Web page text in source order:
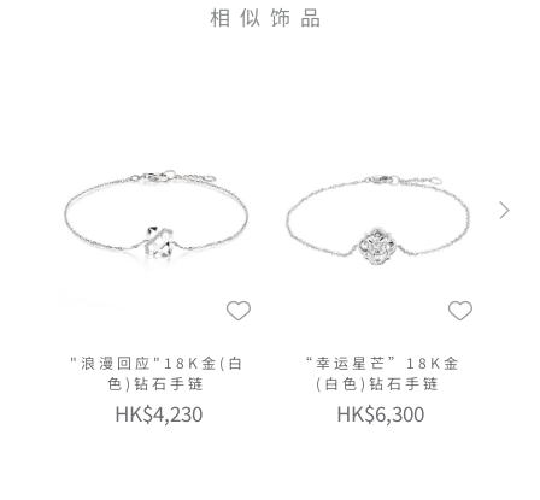
相似饰品
"浪漫回应"18K金(白
色)钻石手链
HK$4,230
“幸运星芒”18K金
(白色)钻石手链
HK$6,300